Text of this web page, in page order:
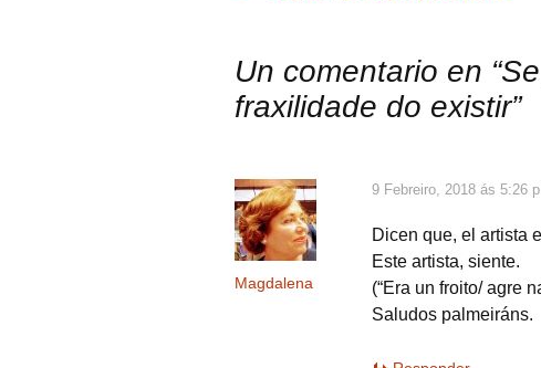
Un comentario en “
fraxilidade do existir”
Magdalena
9 Febreiro, 2018 ás 5:26
Dicen que, el artista
Este artista, siente.
(“Era un froito/ agre
Saludos palmeiráns.